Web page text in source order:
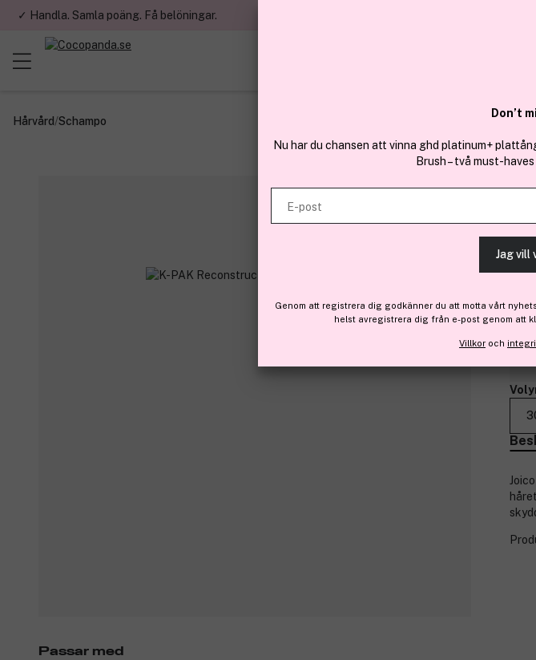
✓ Handla. Samla poäng. Få belöningar.
Hårvård/Schampo
K-
Passar med
Don’t
Nu har du chansen att vinna ghd platinum+
Brush – två must-
E-post
Jag vill
Genom att registrera dig godkänner du att motta vårt
helst avregistrera dig från e-post genom att
Villkor och